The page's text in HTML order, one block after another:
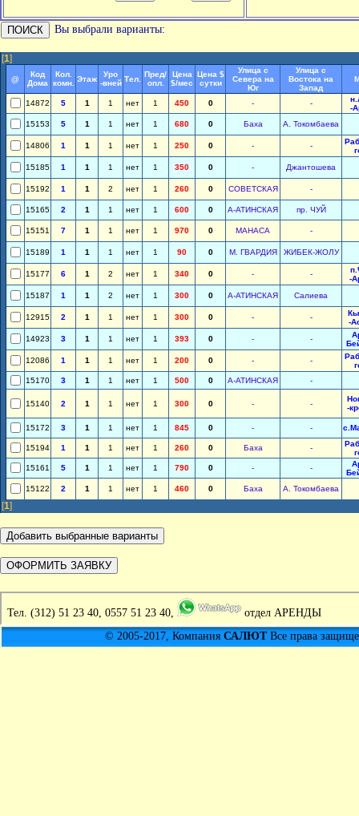
Вы выбрали варианты:
[1]
@
Код
Дома
Кол.
комн. Этаж
Уро
-вней Тел.
Пред/
опл.
Цена
$/мес
Цена $
сутки
Улица с
Севера на
Юг
Улица с
Востока на
Запад
14872 5 1 1 нет 1 450 0 - -
-
15153
5 1 1 нет 1 680 0 Баха А. Токомбаева
14806 1 1 1 нет 1 250 0 - -
15185
1 1 1 нет 1 350 0 - Джантошева
15192 1 1 2 нет 1 260 0 СОВЕТСКАЯ -
15165 2 1 1 нет 1 600 0 А-АТИНСКАЯ пр. ЧУЙ
15151 7 1 1 нет 1 970 0 МАНАСА -
15189 1 1 1 нет 1 90 0 М. ГВАРДИЯ ЖИБЕК-ЖОЛУ
15177 6 1 2 нет 1 340 0 - -
-
15187
1 1 2 нет 1 300 0 А-АТИНСКАЯ Салиева
12915 2 1 1 нет 1 300 0 - -
-
14923
3 1 1 нет 1 393 0 - -
12086
1 1 1 нет 1 200 0 - -
15170
3 1 1 нет 1 500 0 А-АТИНСКАЯ -
15140 2 1 1 нет 1 300 0 - -
-
15172 3 1 1 нет 1 845 0 - -
15194 1 1 1 нет 1 260 0 Баха -
15161
5 1 1 нет 1 790 0 - -
15122
2 1 1 нет 1 460 0 Баха А. Токомбаева
[1]
Тел. (312) 51 23 40, 0557 51 23 40,
отдел АРЕНДЫ
© 2005-2017, Компания САЛЮТВсе права